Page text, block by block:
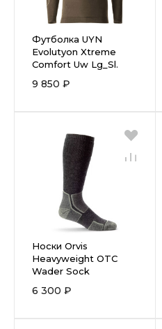
Футболка UYN
Evolutyon Xtreme
Comfort Uw Lg_Sl.
9 850 ₽
Носки Orvis
Heavyweight OTC
Wader Sock
6 300 ₽